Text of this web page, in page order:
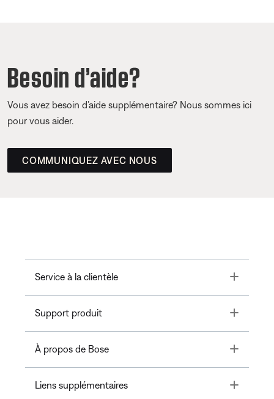
Besoin d’aide?
Vous avez besoin d’aide supplémentaire? Nous sommes ici
pour vous aider.
COMMUNIQUEZ AVEC NOUS
Service à la clientèle Toggle
Support produit Toggle
À propos de Bose Toggle
Liens supplémentaires Toggle